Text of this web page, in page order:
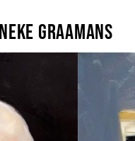
Graamans